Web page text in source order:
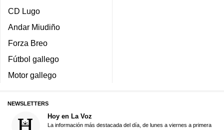
CD Lugo
Andar Miudiño
Forza Breo
Fútbol gallego
Motor gallego
NEWSLETTERS
Hoy en La Voz
La información más destacada del día, de lunes a viernes a primera